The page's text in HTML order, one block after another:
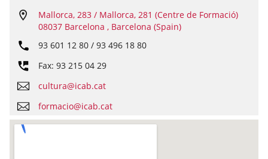
Mallorca, 283 / Mallorca, 281 (Centre de Formació)
08037 Barcelona , Barcelona (Spain)
93 601 12 80 / 93 496 18 80
Fax: 93 215 04 29
cultura@icab.cat
formacio@icab.cat